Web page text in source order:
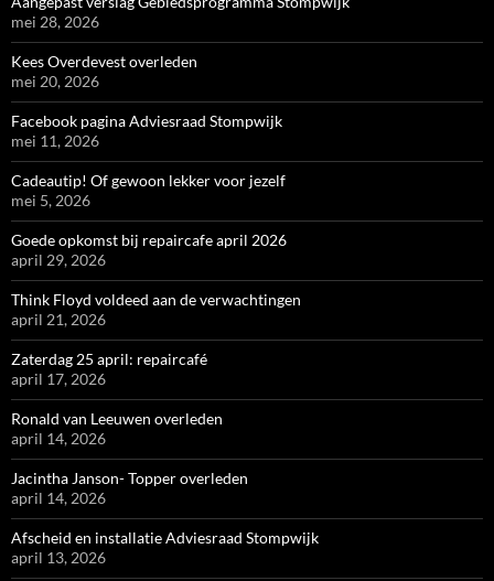
mei 28, 2026
Kees Overdevest overleden
mei 20, 2026
Facebook pagina Adviesraad Stompwijk
mei 11, 2026
Cadeautip! Of gewoon lekker voor jezelf
mei 5, 2026
Goede opkomst bij repaircafe april 2026
april 29, 2026
Think Floyd voldeed aan de verwachtingen
april 21, 2026
Zaterdag 25 april: repaircafé
april 17, 2026
Ronald van Leeuwen overleden
april 14, 2026
Jacintha Janson- Topper overleden
april 14, 2026
Afscheid en installatie Adviesraad Stompwijk
april 13, 2026